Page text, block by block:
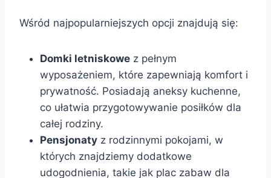
Wśród najpopularniejszych opcji znajdują się:
Domki letniskowe z pełnym
wyposażeniem, które zapewniają komfort i
prywatność. Posiadają aneksy kuchenne,
co ułatwia przygotowywanie posiłków dla
całej rodziny.
Pensjonaty z rodzinnymi pokojami, w
których znajdziemy dodatkowe
udogodnienia, takie jak plac zabaw dla